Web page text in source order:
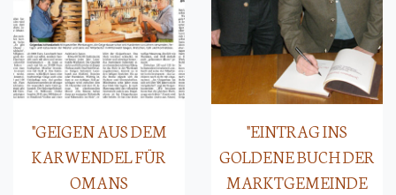
"GEIGEN AUS DEM
KARWENDEL FÜR
OMANS
"EINTRAG INS
GOLDENE BUCH DER
MARKTGEMEINDE